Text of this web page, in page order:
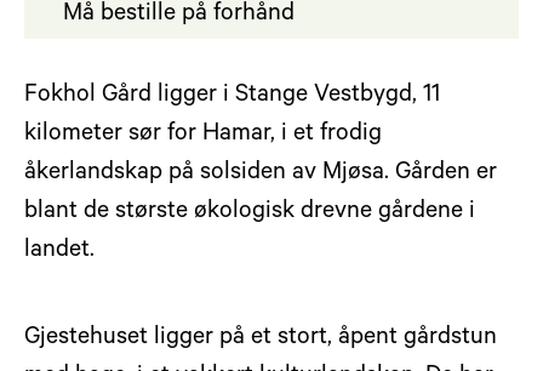
Må bestille på forhånd
Fokhol Gård ligger i Stange Vestbygd, 11
kilometer sør for Hamar, i et frodig
åkerlandskap på solsiden av Mjøsa. Gården er
blant de største økologisk drevne gårdene i
landet.
Gjestehuset ligger på et stort, åpent gårdstun